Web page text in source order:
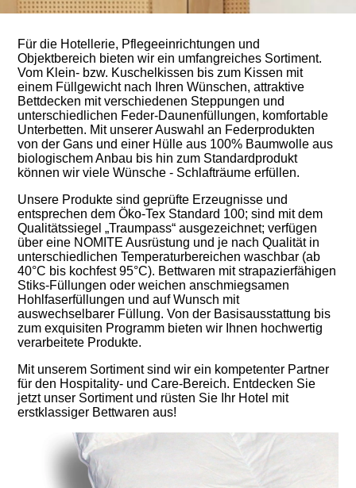
Für die Hotellerie, Pflegeeinrichtungen und
Objektbereich bieten wir ein umfangreiches Sortiment.
Vom Klein- bzw. Kuschelkissen bis zum Kissen mit
einem Füllgewicht nach Ihren Wünschen, attraktive
Bettdecken mit verschiedenen Steppungen und
unterschiedlichen Feder-Daunenfüllungen, komfortable
Unterbetten. Mit unserer Auswahl an Federprodukten
von der Gans und einer Hülle aus 100% Baumwolle aus
biologischem Anbau bis hin zum Standardprodukt
können wir viele Wünsche - Schlafträume erfüllen.
Unsere Produkte sind geprüfte Erzeugnisse und
entsprechen dem Öko-Tex Standard 100; sind mit dem
Qualitätssiegel „Traumpass“ ausgezeichnet; verfügen
über eine NOMITE Ausrüstung und je nach Qualität in
unterschiedlichen Temperaturbereichen waschbar (ab
40°C bis kochfest 95°C). Bettwaren mit strapazierfähigen
Stiks-Füllungen oder weichen anschmiegsamen
Hohlfaserfüllungen und auf Wunsch mit
auswechselbarer Füllung. Von der Basisausstattung bis
zum exquisiten Programm bieten wir Ihnen hochwertig
verarbeitete Produkte.
Mit unserem Sortiment sind wir ein kompetenter Partner
für den Hospitality- und Care-Bereich. Entdecken Sie
jetzt unser Sortiment und rüsten Sie Ihr Hotel mit
erstklassiger Bettwaren aus!